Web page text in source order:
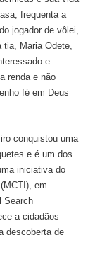
frequenta a
jogador de vôlei,
Maria Odete,
e
renda e não
fé em Deus
conquistou uma
e é um dos
iniciativa do
em
Search
a cidadãos
descoberta de